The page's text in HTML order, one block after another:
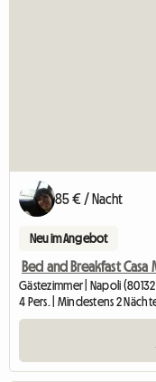
85 € / Nacht
Neu im Angebot
Bed and Breakfast
Gästezimmer | Napoli
4 Pers. | Mindestens 2